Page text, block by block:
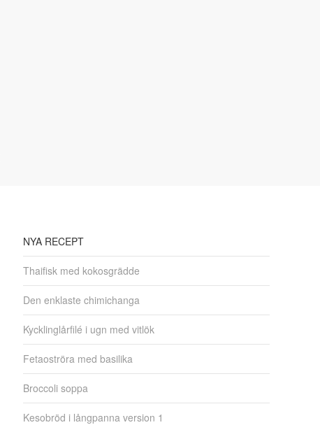
NYA RECEPT
Thaifisk med kokosgrädde
Den enklaste chimichanga
Kycklinglårfilé i ugn med vitlök
Fetaoströra med basilika
Broccoli soppa
Kesobröd i långpanna version 1